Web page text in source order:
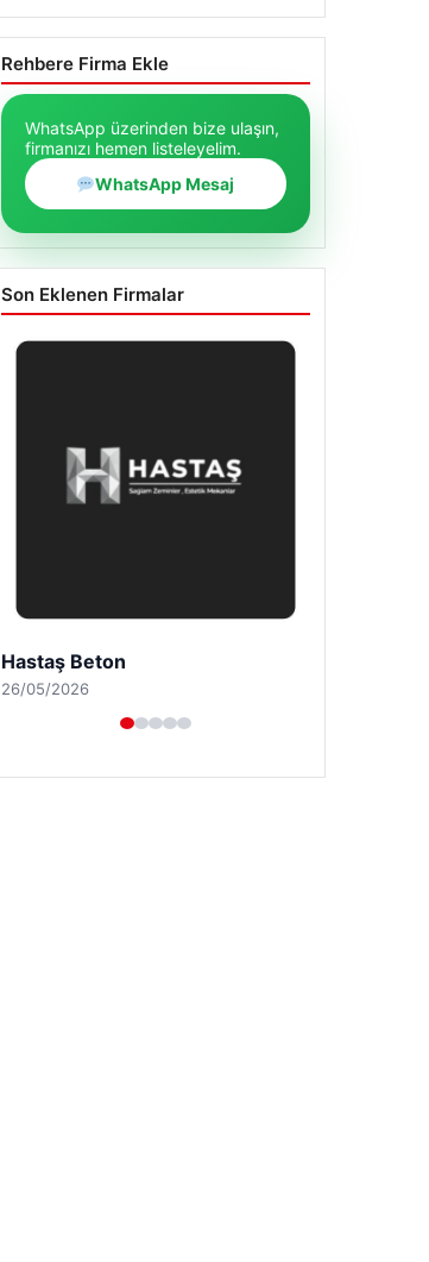
Rehbere Firma Ekle
WhatsApp üzerinden bize ulaşın,
firmanızı hemen listeleyelim.
WhatsApp Mesaj
Son Eklenen Firmalar
Enes Kaplan Avukatlık Bürosu
28/04/2026